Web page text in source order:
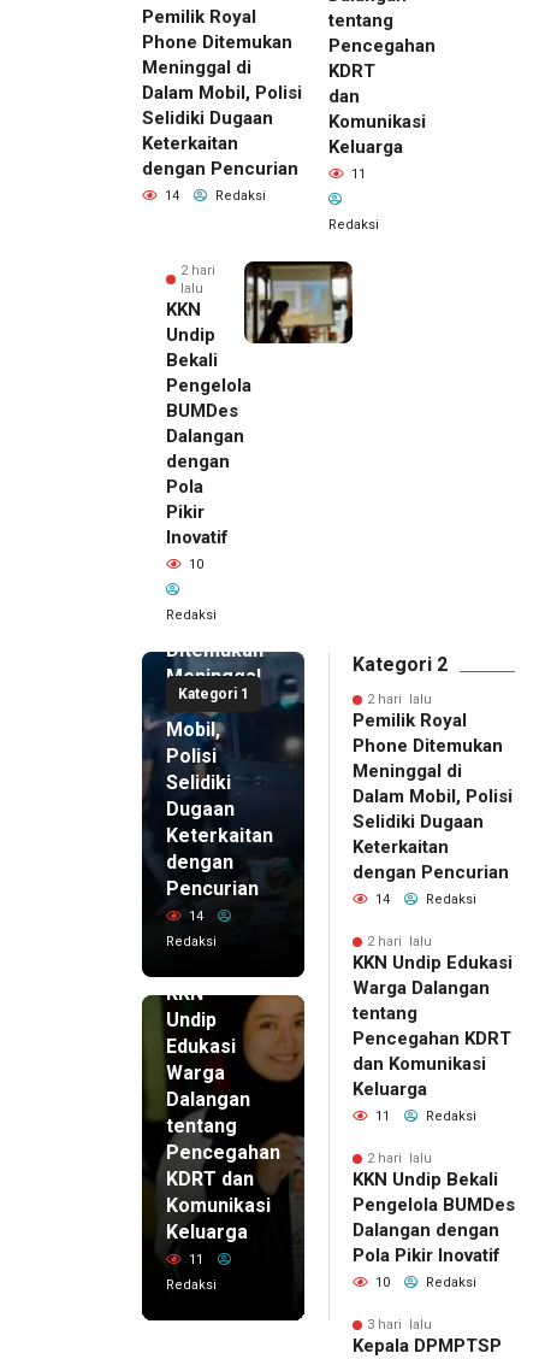
Pemilik Royal
Phone Ditemukan
Meninggal di
Dalam Mobil, Polisi
Selidiki Dugaan
Keterkaitan
dengan Pencurian
14 Redaksi
tentang
Pencegahan
KDRT
dan
Komunikasi
Keluarga
11
Redaksi
2 hari
lalu
KKN
Undip
Bekali
Pengelola
BUMDes
Dalangan
dengan
Pola
Pikir
Inovatif
10
Redaksi
Kategori 1
Pemilik
Royal
Phone
Ditemukan
Meninggal
di Dalam
Mobil,
Polisi
Selidiki
Dugaan
Keterkaitan
dengan
Pencurian
14
Redaksi
KKN
Undip
Edukasi
Warga
Dalangan
tentang
Pencegahan
KDRT dan
Komunikasi
Keluarga
11
Redaksi
Kategori 2
2 hari lalu
Pemilik Royal
Phone Ditemukan
Meninggal di
Dalam Mobil, Polisi
Selidiki Dugaan
Keterkaitan
dengan Pencurian
14 Redaksi
2 hari lalu
KKN Undip Edukasi
Warga Dalangan
tentang
Pencegahan KDRT
dan Komunikasi
Keluarga
11 Redaksi
2 hari lalu
KKN Undip Bekali
Pengelola BUMDes
Dalangan dengan
Pola Pikir Inovatif
10 Redaksi
3 hari lalu
Kepala DPMPTSP